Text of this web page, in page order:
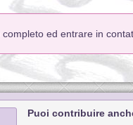
completo ed entrare in
Puoi contribuire